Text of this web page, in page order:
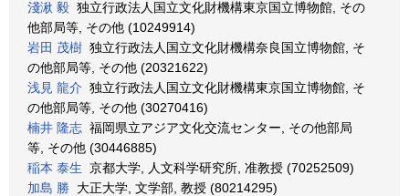
淺湫 毅 独立行政法人国立文化財機構東京国立博物館, その
他部局等, その他 (10249914)
岩田 茂樹 独立行政法人国立文化財機構奈良国立博物館, そ
の他部局等, その他 (20321622)
浅見 龍介 独立行政法人国立文化財機構東京国立博物館, そ
の他部局等, その他 (30270416)
楠井 隆志 福岡県立アジア文化交流センター, その他部局
等, その他 (30446885)
稲本 泰生 京都大学, 人文科学研究所, 准教授 (70252509)
加島 勝 大正大学, 文学部, 教授 (80214295)